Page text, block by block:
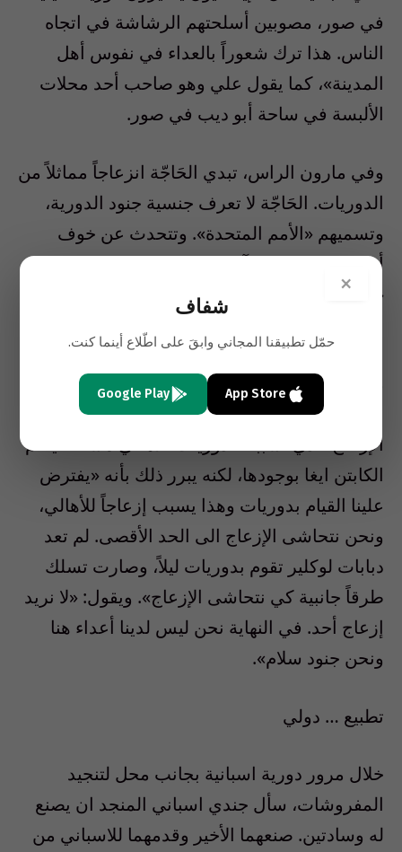
في صور، مصوبين أسلحتهم الرشاشة في اتجاه
الناس. هذا ترك شعوراً بالعداء في نفوس أهل
المدينة»، كما يقول علي وهو صاحب أحد محلات
الألبسة في ساحة أبو ديب في صور.
وفي مارون الراس، تبدي الحَاجّة انزعاجاً مماثلاً من
الدوريات. الحَاجّة لا تعرف جنسية جنود الدورية،
وتسميهم «الأمم المتحدة». وتتحدث عن خوف
أحفادها كلما مرت آلية ثقيلة في قلب البلدة، و
«يصرخ الاطفال اجوا الاسرايليين يا تاتا». تتململ
العسكرية و «ينط قلبي على الأولاد الذين يلعبون
في الساحات».
الإزعاج الذي تسببه الدوريات للأهالي مشكلة يعلم
الكابتن ايغا بوجودها، لكنه يبرر ذلك بأنه «يفترض
علينا القيام بدوريات وهذا يسبب إزعاجاً للأهالي،
ونحن نتحاشى الإزعاج الى الحد الأقصى. لم تعد
دبابات لوكلير تقوم بدوريات ليلاً، وصارت تسلك
طرقاً جانبية كي نتحاشى الإزعاج». ويقول: «لا نريد
إزعاج أحد. في النهاية نحن ليس لدينا أعداء هنا
ونحن جنود سلام».
تطبيع … دولي
خلال مرور دورية اسبانية بجانب محل لتنجيد
المفروشات، سأل جندي اسباني المنجد ان يصنع
له وسادتين. صنعهما الأخير وقدمهما للاسباني من
×
شفاف
حمّل تطبيقنا المجاني وابقَ على اطّلاع أينما كنت.
App Store
Google Play